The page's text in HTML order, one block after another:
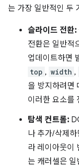
는 가장 일반적인 두
슬라이드 전환:
전환은 일반적
업데이트하면
top , width ,
을 방지하려면
이러한 요소를
탐색 컨트롤:
나 추가/삭제
라 레이아웃이
는 캐러셀은 일